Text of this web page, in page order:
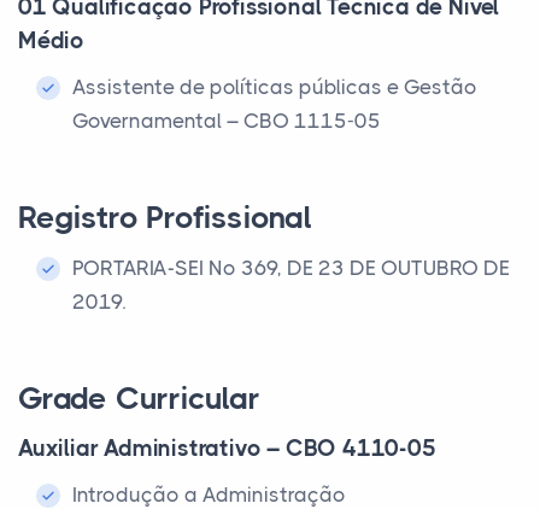
01 Qualificação Profissional Técnica de Nível
Médio
Assistente de políticas públicas e Gestão
Governamental – CBO 1115-05
Registro Profissional
PORTARIA-SEI Nº 369, DE 23 DE OUTUBRO DE
2019.
Grade Curricular
Auxiliar Administrativo – CBO 4110-05
Introdução a Administração